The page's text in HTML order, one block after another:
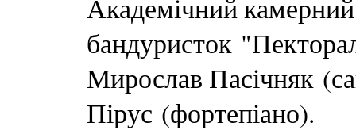
Академічний
бандуристок
Мирослав Пасічняк
Пірус (фортепіано).